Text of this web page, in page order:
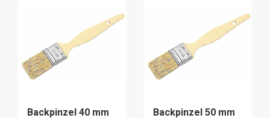
Backpinzel 40 mm Backpinzel 50 mm